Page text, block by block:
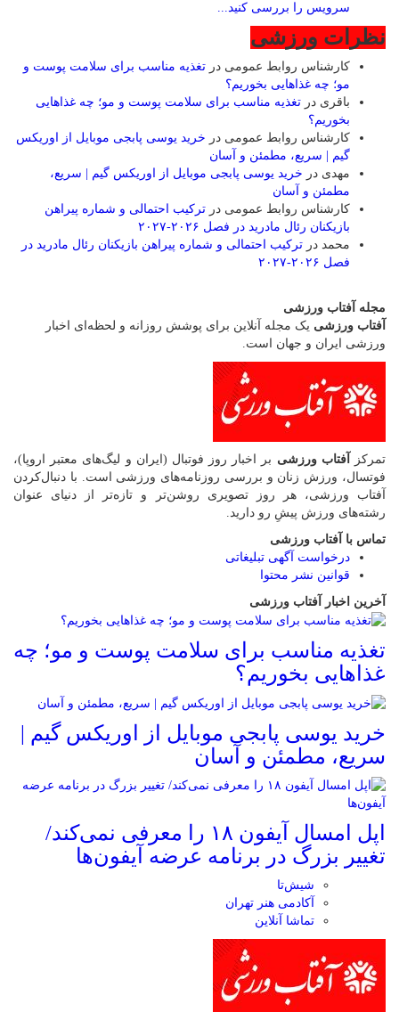
سرویس را بررسی کنید...
نظرات ورزشی
کارشناس روابط عمومی در تغذیه مناسب برای سلامت پوست و
مو؛ چه غذاهایی بخوریم؟
باقری در تغذیه مناسب برای سلامت پوست و مو؛ چه غذاهایی
بخوریم؟
کارشناس روابط عمومی در خرید یوسی پابجی موبایل از اوریکس
گیم | سریع، مطمئن و آسان
مهدی در خرید یوسی پابجی موبایل از اوریکس گیم | سریع،
مطمئن و آسان
کارشناس روابط عمومی در ترکیب احتمالی و شماره پیراهن
بازیکنان رئال مادرید در فصل ۲۰۲۶-۲۰۲۷
محمد در ترکیب احتمالی و شماره پیراهن بازیکنان رئال مادرید در
فصل ۲۰۲۶-۲۰۲۷
مجله آفتاب ورزشی
آفتاب ورزشی یک مجله آنلاین برای پوشش روزانه و لحظه‌ای اخبار
ورزشی ایران و جهان است.
تمرکز آفتاب ورزشی بر اخبار روز فوتبال (ایران و لیگ‌های معتبر اروپا)،
فوتسال، ورزش زنان و بررسی روزنامه‌های ورزشی است. با دنبال‌کردن
آفتاب ورزشی، هر روز تصویری روشن‌تر و تازه‌تر از دنیای عنوان
رشته‌های ورزش پیشِ رو دارید.
تماس با آفتاب ورزشی
درخواست آگهی تبلیغاتی
قوانین نشر محتوا
آخرین اخبار آفتاب ورزشی
تغذیه مناسب برای سلامت پوست و مو؛ چه
غذاهایی بخوریم؟
خرید یوسی پابجی موبایل از اوریکس گیم |
سریع، مطمئن و آسان
اپل امسال آیفون ۱۸ را معرفی نمی‌کند/
تغییر بزرگ در برنامه عرضه آیفون‌ها
شیش‌تا
آکادمی هنر تهران
تماشا آنلاین